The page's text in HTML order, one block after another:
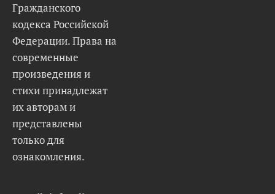
Гражданского
кодекса Российской
Федерации. Права на
современные
произведения и
стихи принадлежат
их авторам и
представлены
только для
ознакомления.